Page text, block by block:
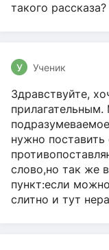
такого рассказа?
У Ученик
Здравствуйте,
нужно
слово,но так же
пункт:если
слитно и тут